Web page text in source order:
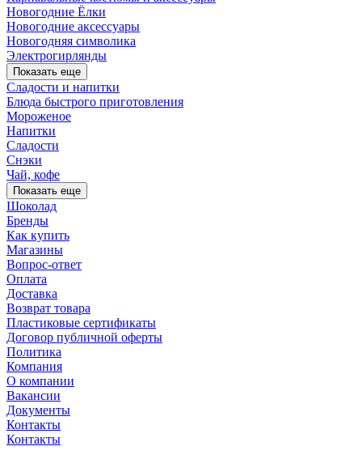
Новогодние Ёлки
Новогодние аксессуары
Новогодняя символика
Электрогирлянды
Показать еще
Сладости и напитки
Блюда быстрого приготовления
Мороженое
Напитки
Сладости
Снэки
Чай, кофе
Показать еще
Шоколад
Бренды
Как купить
Магазины
Вопрос-ответ
Оплата
Доставка
Возврат товара
Пластиковые сертификаты
Договор публичной оферты
Политика
Компания
О компании
Вакансии
Документы
Контакты
Контакты